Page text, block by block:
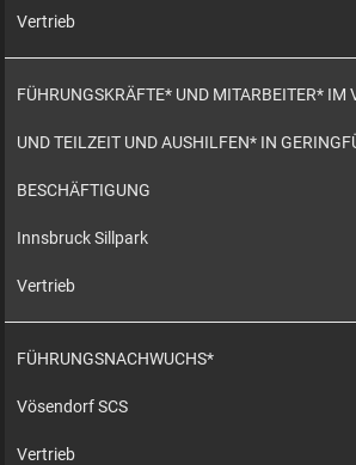
Vertrieb
FÜHRUNGSKRÄFTE* UND MITARBEITER* IM
UND TEILZEIT UND AUSHILFEN* IN
BESCHÄFTIGUNG
Innsbruck Sillpark
Vertrieb
FÜHRUNGSNACHWUCHS*
Vösendorf SCS
Vertrieb